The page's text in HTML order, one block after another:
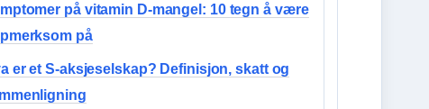
på vitamin D-mangel: 10 tegn å være
på
er et S-aksjeselskap? Definisjon, skatt og